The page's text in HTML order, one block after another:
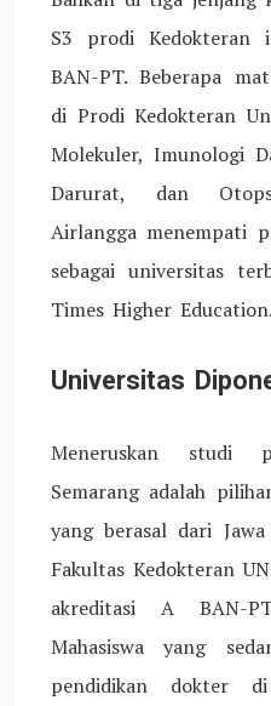
S3 prodi Kedokteran
BAN-PT. Beberapa
di Prodi Kedokteran
Molekuler, Imunologi
Darurat, dan
Airlangga menempati
sebagai universitas
Times Higher Education.
Universitas
Meneruskan studi
Semarang adalah
yang berasal dari
Fakultas Kedokteran
akreditasi A BAN-
Mahasiswa yang
pendidikan dokter